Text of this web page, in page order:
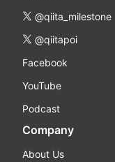
@qiita_milestone
@qiitapoi
Facebook
YouTube
Podcast
Company
About Us